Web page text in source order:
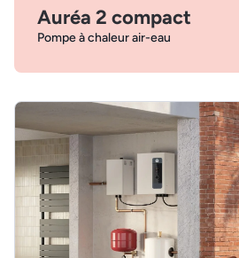
Auréa 2 compact
Pompe à chaleur air-eau